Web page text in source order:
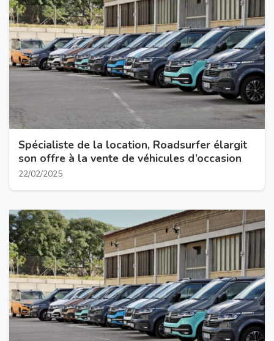
Spécialiste de la location, Roadsurfer élargit
son offre à la vente de véhicules d’occasion
22/02/2025